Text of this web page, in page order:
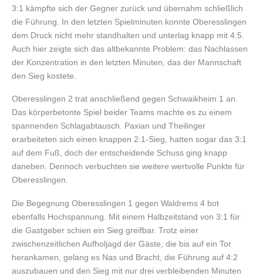
3:1 kämpfte sich der Gegner zurück und übernahm schließlich
die Führung. In den letzten Spielminuten konnte Oberesslingen
dem Druck nicht mehr standhalten und unterlag knapp mit 4:5.
Auch hier zeigte sich das altbekannte Problem: das Nachlassen
der Konzentration in den letzten Minuten, das der Mannschaft
den Sieg kostete.
Oberesslingen 2 trat anschließend gegen Schwaikheim 1 an.
Das körperbetonte Spiel beider Teams machte es zu einem
spannenden Schlagabtausch. Paxian und Theilinger
erarbeiteten sich einen knappen 2:1-Sieg, hatten sogar das 3:1
auf dem Fuß, doch der entscheidende Schuss ging knapp
daneben. Dennoch verbuchten sie weitere wertvolle Punkte für
Oberesslingen.
Die Begegnung Oberesslingen 1 gegen Waldrems 4 bot
ebenfalls Hochspannung. Mit einem Halbzeitstand von 3:1 für
die Gastgeber schien ein Sieg greifbar. Trotz einer
zwischenzeitlichen Aufholjagd der Gäste, die bis auf ein Tor
herankamen, gelang es Nas und Bracht, die Führung auf 4:2
auszubauen und den Sieg mit nur drei verbleibenden Minuten